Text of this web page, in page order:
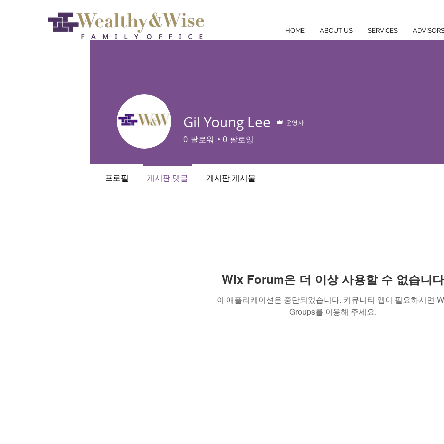
HOME ABOUT US SERVICES ADVISORS
Wix Forum은 더 이상 사용할 수 없습니다
이 애플리케이션은 중단되었습니다. 커뮤니티 앱이 필요하시면
Groups를 이용해 주세요.
Gil Young Lee 운영자
0 팔로워 0 팔로잉
프로필 게시판 댓글 게시판 게시물